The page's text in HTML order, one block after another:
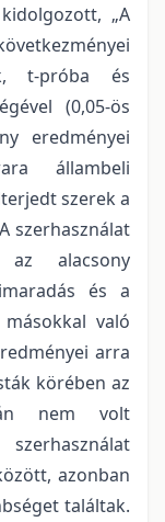
„A
t-próba és
(0,05-ös
eredményei
állambeli
szerek a
szerhasználat
az alacsony
és a
való
arra
körében az
nem volt
azonban
találtak.